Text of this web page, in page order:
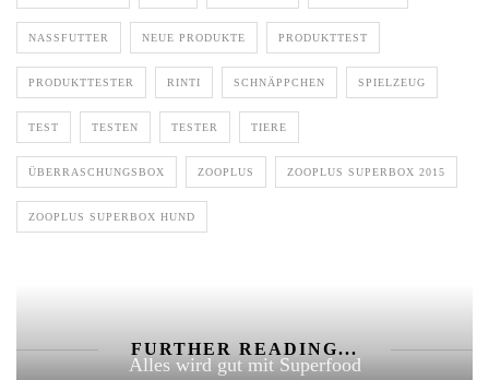
NASSFUTTER NEUE PRODUKTE PRODUKTTEST
PRODUKTTESTER RINTI SCHNÄPPCHEN SPIELZEUG
TEST TESTEN TESTER TIERE
ÜBERRASCHUNGSBOX ZOOPLUS ZOOPLUS SUPERBOX 2015
ZOOPLUS SUPERBOX HUND
FURTHER READING...
Alles wird gut mit Superfood